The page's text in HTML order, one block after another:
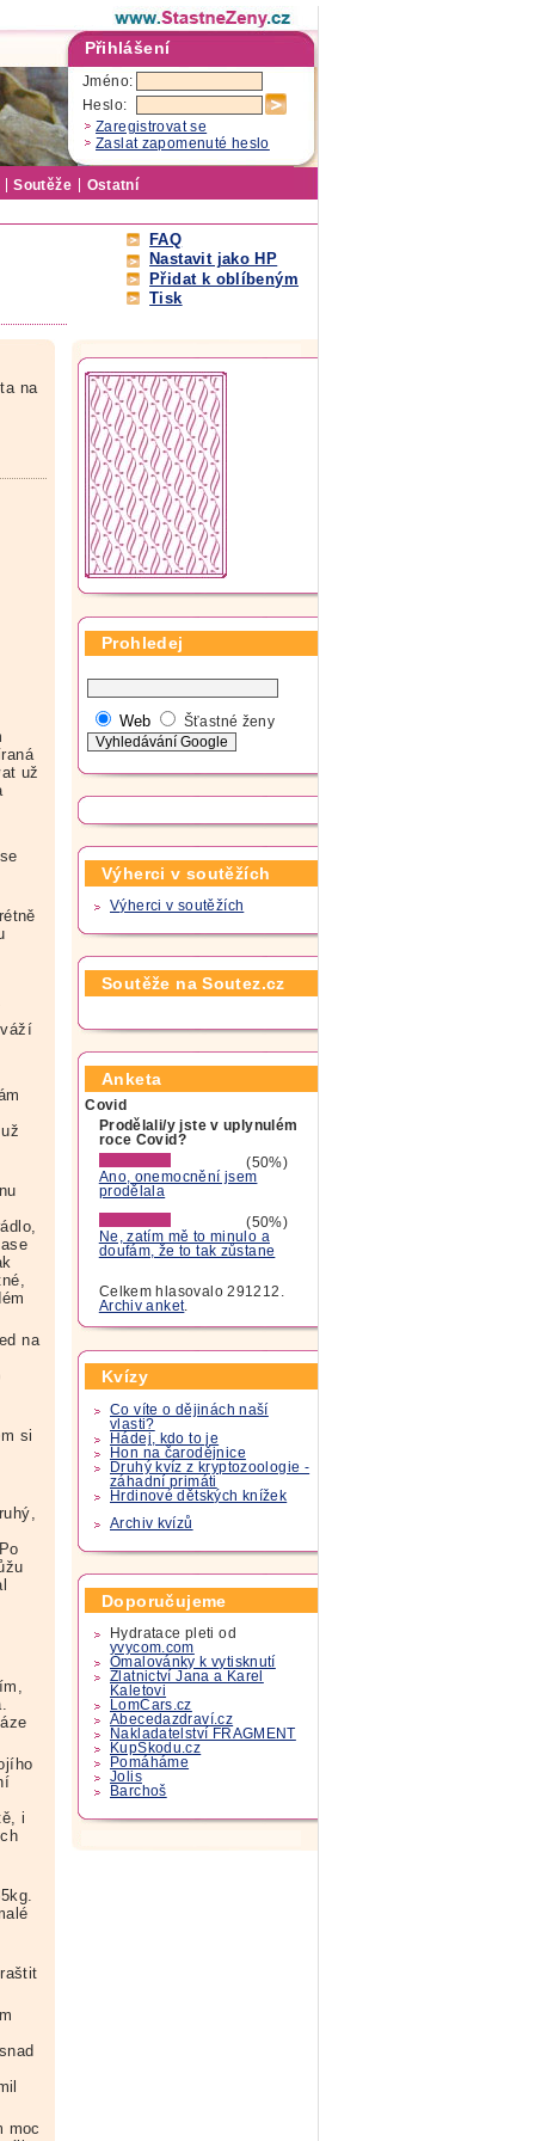
Přihlášení
Jméno:
Heslo:
Zaregistrovat se
Zaslat zapomenuté heslo
Soutěže Ostatní
FAQ
Nastavit jako HP
Přidat k oblíbeným
Tisk
na
už
na
si
i
moc
Prohledej
Web Šťastné ženy
Výherci v soutěžích
Výherci v soutěžích
Soutěže na Soutez.cz
Anketa
Covid
Prodělali/y jste v uplynulém
roce Covid?
(50%)
Ano, onemocnění jsem
prodělala
(50%)
Ne, zatím mě to minulo a
doufám, že to tak zůstane
Celkem hlasovalo 291212.
Archiv anket.
Kvízy
Co víte o dějinách naší
vlasti?
Hádej, kdo to je
Hon na čarodějnice
Druhý kvíz z kryptozoologie -
záhadní primáti
Hrdinové dětských knížek
Archiv kvízů
Doporučujeme
Hydratace pleti od
yvycom.com
Omalovánky k vytisknutí
Zlatnictví Jana a Karel
Kaletovi
LomCars.cz
Abecedazdraví.cz
Nakladatelství FRAGMENT
KupSkodu.cz
Pomáháme
Jolis
Barchoš